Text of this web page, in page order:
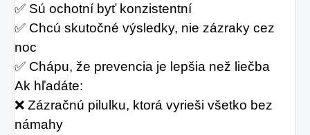
✅ Sú ochotní byť konzistentní
✅ Chcú skutočné výsledky, nie zázraky cez
noc
✅ Chápu, že prevencia je lepšia než liečba
Ak hľadáte:
❌ Zázračnú pilulku, ktorá vyrieši všetko bez
námahy